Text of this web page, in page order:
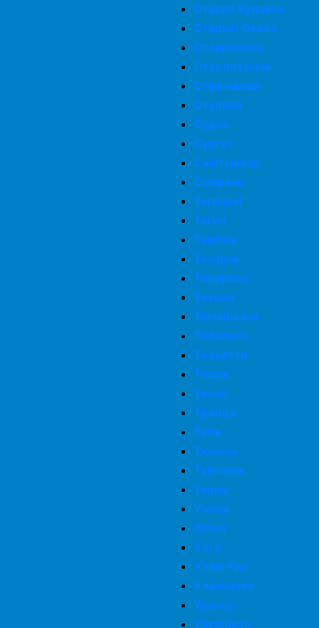
Старая Купавна
Старый Оскол
Ставрополь
Стерлитамак
Стрежевой
Ступино
Судак
Сургут
Сыктывкар
Сызрань
Таганрог
Тагил
Тамбов
Темрюк
Тихорецк
Тихвин
Тимашевск
Тобольск
Тольятти
Томск
Тосно
Троицк
Тула
Тюмень
Туймазы
Тверь
Учалы
Углич
Ухта
Улан-Уде
Ульяновск
Уруссу
Урюпинск